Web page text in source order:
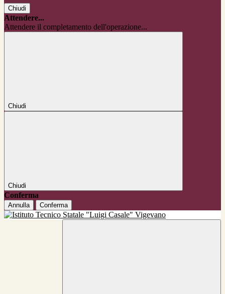
Chiudi
Attendere...
Attendere il completamento dell'operazione...
Chiudi
Chiudi
Conferma
Annulla Conferma